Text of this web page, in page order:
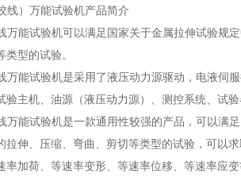
线）万能试验机产品简介
万能试验机可以满足国家关于金属拉伸试验规
型的试验。
万能试验机是采用了液压动力源驱动，电液伺
主机、油源（液压动力源）、测控系统、试
万能试验机是一款通用性较强的产品，可以满
拉伸、压缩、弯曲、剪切等类型的试验，可以
加荷、等速率变形、等速率位移、等速率应